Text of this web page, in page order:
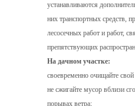
устанавливаются
них транспортных средств,
лесосечных работ и работ,
препятствующих
На дачном участке:
своевременно очищайте
не сжигайте мусор вблизи
порывах ветра;